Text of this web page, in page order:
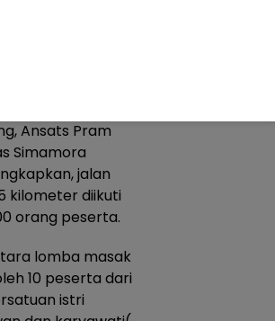
PLN UP3
Ansats Pram
Simamora
jalan
kilometer diikuti
orang peserta.
lomba masak
10 peserta dari
istri